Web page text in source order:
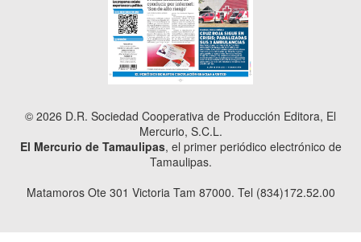
© 2026 D.R. Sociedad Cooperativa de Producción Editora, El
Mercurio, S.C.L.
El Mercurio de Tamaulipas, el primer periódico electrónico de
Tamaulipas.
Matamoros Ote 301 Victoria Tam 87000. Tel (834)172.52.00